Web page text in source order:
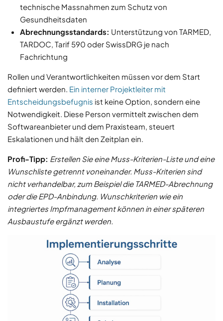
technische Massnahmen zum Schutz von
Gesundheitsdaten
Abrechnungsstandards: Unterstützung von TARMED,
TARDOC, Tarif 590 oder SwissDRG je nach
Fachrichtung
Rollen und Verantwortlichkeiten müssen vor dem Start
definiert werden. Ein interner Projektleiter mit
Entscheidungsbefugnis ist keine Option, sondern eine
Notwendigkeit. Diese Person vermittelt zwischen dem
Softwareanbieter und dem Praxisteam, steuert
Eskalationen und hält den Zeitplan ein.
Profi-Tipp: Erstellen Sie eine Muss-Kriterien-Liste und eine
Wunschliste getrennt voneinander. Muss-Kriterien sind
nicht verhandelbar, zum Beispiel die TARMED-Abrechnung
oder die EPD-Anbindung. Wunschkriterien wie ein
integriertes Impfmanagement können in einer späteren
Ausbaustufe ergänzt werden.